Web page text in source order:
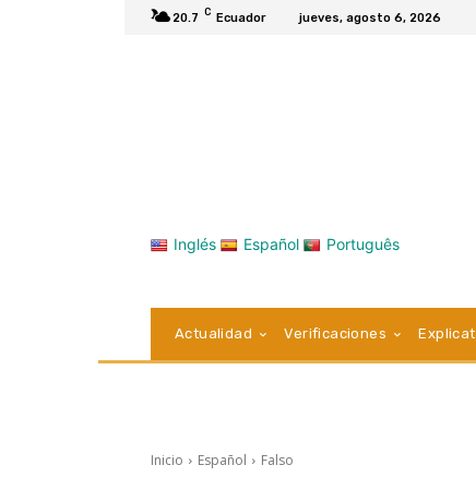
20.7 C Ecuador jueves, agosto 6, 2026
Inglés Español Português
Actualidad Verificaciones
Inicio Español Falso